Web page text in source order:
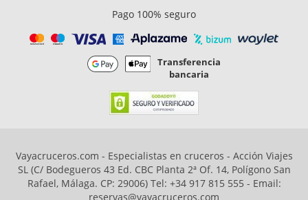
Pago 100% seguro
Transferencia
bancaria
Vayacruceros.com - Especialistas en cruceros - Acción Viajes
SL (C/ Bodegueros 43 Ed. CBC Planta 2ª Of. 14, Polígono San
Rafael, Málaga. CP: 29006) Tel: +34 917 815 555 - Email:
reservas@vayacruceros.com